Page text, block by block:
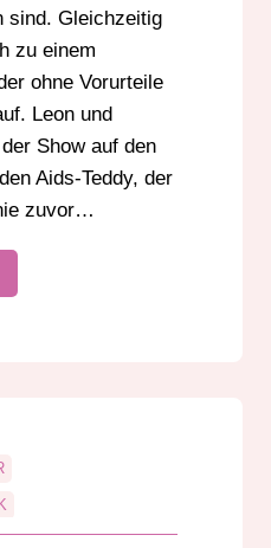
sind. Gleichzeitig
zu einem
ohne Vorurteile
Leon und
Show auf den
Aids-Teddy, der
zuvor…